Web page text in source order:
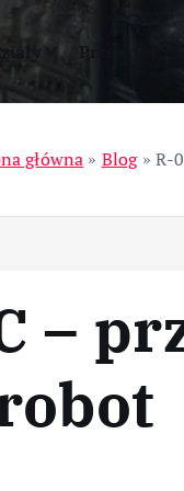
Przemysł
główna » Blog» R-
–